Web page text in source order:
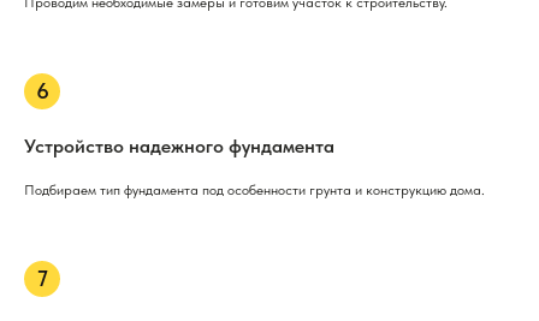
Устройство надежного фундамента
Подбираем тип фундамента под особенности грунта и конструкцию дома.